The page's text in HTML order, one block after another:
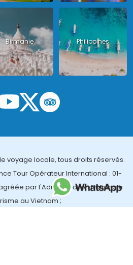
Birmanie Philippines
voyage locale, tous droits réservés.
Tour Opérateur International : 01-
agréée par l'Administration Nationale
au Vietnam ;